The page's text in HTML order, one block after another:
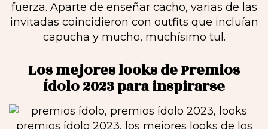
fuerza. Aparte de enseñar cacho, varias de las
invitadas coincidieron con outfits que incluían
capucha y mucho, muchísimo tul.
Los mejores looks de Premios
Ídolo 2023 para inspirarse